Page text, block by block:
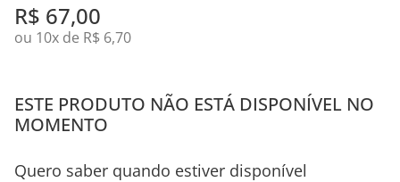
R$ 67,00
ou 10x de R$ 6,70
ESTE PRODUTO NÃO ESTÁ DISPONÍVEL NO
MOMENTO
Quero saber quando estiver disponível